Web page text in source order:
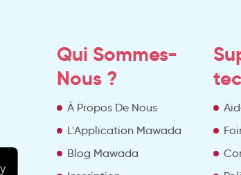
Qui Sommes-
Nous ?
À Propos De Nous
L'Application Mawada
Blog Mawada